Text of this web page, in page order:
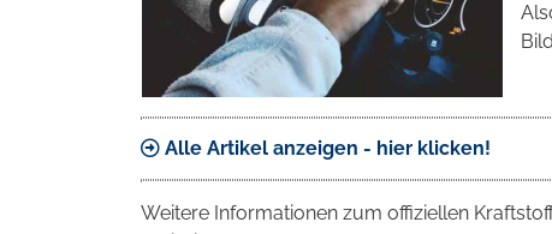
Alle Artikel anzeigen - hier klicken!
Weitere Informationen zum offiziellen